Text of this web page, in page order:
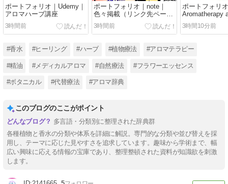
ポートフォリオ｜Udemy｜
アロマハーブ講座
3時間前
ポートフォリオ｜note｜
色々掲載（リンク先ページ
冒頭を詳細として転載）
3時間前
ポートフォリ
Aromatherapy
Study Guide
3時間10分前
#香水 #ヒーリング #ハーブ #植物療法 #アロマテラピー
#精油 #メディカルアロマ #自然療法 #フラワーエッセンス
#ボタニカル #代替療法 #アロマ辞典
このブログのここがポイント
多言語・分類別に整理された辞典群
各種植物と香水の分類や体系を詳細に解説。専門的な分類や並び替えを採
用し、テーマに応じた見やすさを追求しています。趣味から学術まで、幅
広い興味に応える情報の宝庫であり、整理整頓された資料が知識欲を刺激
します。